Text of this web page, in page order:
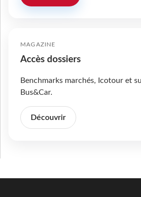
MAGAZINE
Accès dossiers
Benchmarks marchés, Icotour et
Bus&Car.
Découvrir